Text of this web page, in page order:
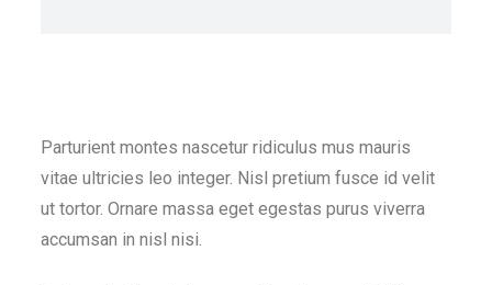
Parturient montes nascetur ridiculus mus mauris
vitae ultricies leo integer. Nisl pretium fusce id velit
ut tortor. Ornare massa eget egestas purus viverra
accumsan in nisl nisi.